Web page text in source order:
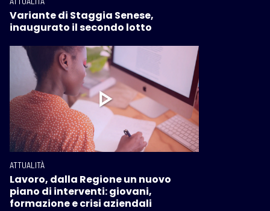
Variante di Staggia Senese,
inaugurato il secondo lotto
ATTUALITÀ
Lavoro, dalla Regione un nuovo
piano di interventi: giovani,
formazione e crisi aziendali